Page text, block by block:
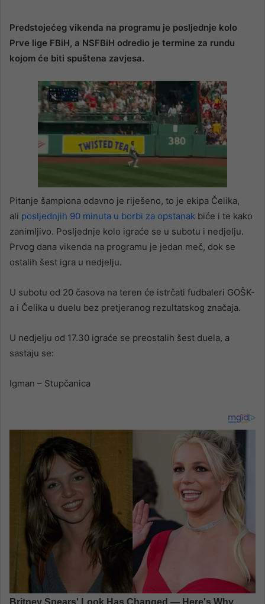
Predstojećeg vikenda na programu je posljednje kolo
Prve lige FBiH, a NSFBiH odredio je termine za rundu
kojom će biti spuštena zavjesa.
Pitanje šampiona odavno je riješeno, to je ekipa Čelika,
ali posljednjih 90 minuta u borbi za opstanak biće i te kako
zanimljivo. Posljednje kolo igraće se u subotu i nedjelju.
Prvog dana vikenda na programu je jedan meč, dok se
ostalih šest igra u nedjelju.
U subotu od 20 časova na teren će istrčati fudbaleri GOŠK-
a i Čelika u duelu bez pretjeranog rezultatskog značaja.
U nedjelju od 17.30 igraće se preostalih šest duela, a
sastaju se:
Igman – Stupčanica